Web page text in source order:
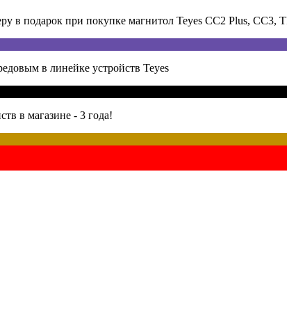
подарок при покупке магнитол Teyes CC2 Plus, CC3,
в линейке устройств Teyes
в магазине - 3 года!